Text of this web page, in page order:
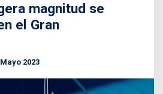
magnitud se
el Gran
2023